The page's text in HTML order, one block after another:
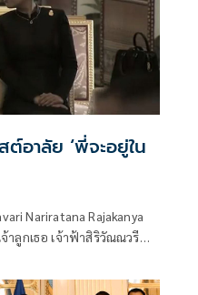
อาลัย ‘พี่จะอยู่ใน
Nariratana Rajakanya
าลูกเธอ เจ้าฟ้าสิริวัณณวรี